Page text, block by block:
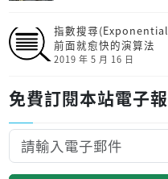
指數搜尋
前面就愈快的演算法
2019 年 5 月 16 日
免費訂閱本站電子報